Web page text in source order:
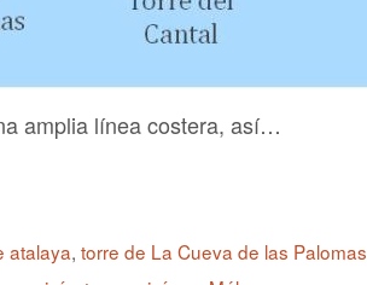
amplia línea costera, así…
atalaya, torre de La Cueva de las Palomas